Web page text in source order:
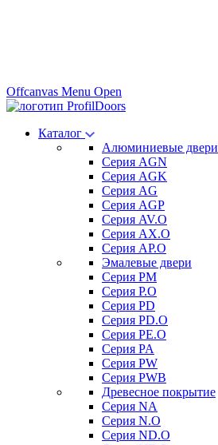
Offcanvas Menu Open
Каталог
Алюминиевые двери
Серия AGN
Серия AGK
Серия AG
Серия AGP
Серия AV.O
Серия AX.O
Серия AP.O
Эмалевые двери
Серия PM
Серия P.O
Серия PD
Серия PD.O
Серия PE.O
Серия PA
Серия PW
Серия PWB
Древесное покрытие
Серия NA
Серия N.O
Серия ND.O